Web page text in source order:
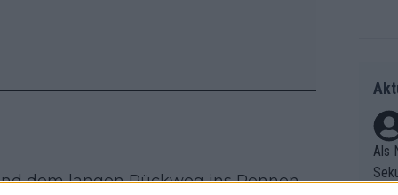
dem langen Rückweg ins Rennen
Als